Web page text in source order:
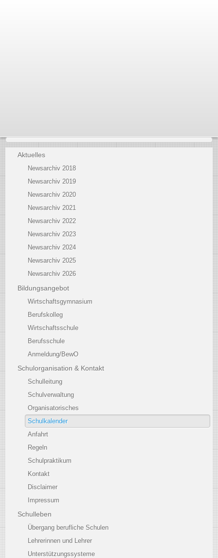
Aktuelles
Newsarchiv 2018
Newsarchiv 2019
Newsarchiv 2020
Newsarchiv 2021
Newsarchiv 2022
Newsarchiv 2023
Newsarchiv 2024
Newsarchiv 2025
Newsarchiv 2026
Bildungsangebot
Wirtschaftsgymnasium
Berufskolleg
Wirtschaftsschule
Berufsschule
Anmeldung/BewO
Schulorganisation & Kontakt
Schulleitung
Schulverwaltung
Organisatorisches
Schulkalender
Anfahrt
Regeln
Schulpraktikum
Kontakt
Disclaimer
Impressum
Schulleben
Übergang berufliche Schulen
Lehrerinnen und Lehrer
Unterstützungssysteme